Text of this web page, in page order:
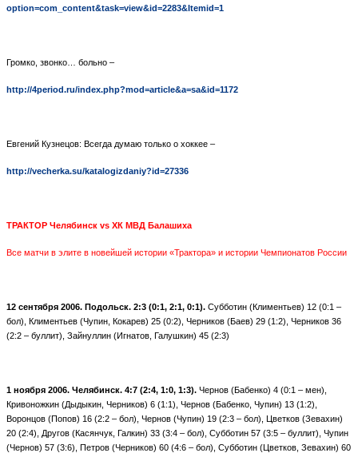
option=com_content&task=view&id=2283&Itemid=1
Громко, звонко… больно –
http://4period.ru/index.php?mod=article&a=sa&id=1172
Евгений Кузнецов: Всегда думаю только о хоккее –
http://vecherka.su/katalogizdaniy?id=27336
ТРАКТОР Челябинск vs ХК МВД Балашиха
Все матчи в элите в новейшей истории «Трактора» и истории Чемпионатов России
12 сентября 2006. Подольск. 2:3 (0:1, 2:1, 0:1). Субботин (Климентьев) 12 (0:1 –
бол), Климентьев (Чупин, Кокарев) 25 (0:2), Черников (Баев) 29 (1:2), Черников 36
(2:2 – буллит), Зайнуллин (Игнатов, Галушкин) 45 (2:3)
1 ноября 2006. Челябинск. 4:7 (2:4, 1:0, 1:3). Чернов (Бабенко) 4 (0:1 – мен),
Кривоножкин (Дыдыкин, Черников) 6 (1:1), Чернов (Бабенко, Чупин) 13 (1:2),
Воронцов (Попов) 16 (2:2 – бол), Чернов (Чупин) 19 (2:3 – бол), Цветков (Зевахин)
20 (2:4), Другов (Касянчук, Галкин) 33 (3:4 – бол), Субботин 57 (3:5 – буллит), Чупин
(Чернов) 57 (3:6), Петров (Черников) 60 (4:6 – бол), Субботин (Цветков, Зевахин) 60